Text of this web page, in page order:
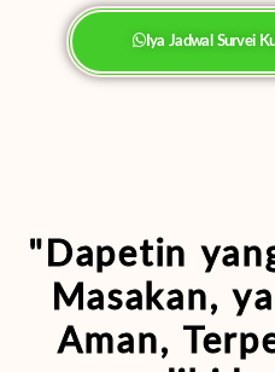
Iya Jadwal Survei
"Dapetin
Masakan,
Aman,